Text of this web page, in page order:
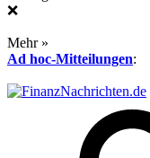
❌
Mehr »
Ad hoc-Mitteilungen: